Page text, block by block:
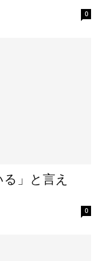
0
」と言え
0